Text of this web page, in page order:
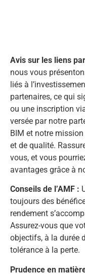
Avis sur les liens
nous vous
liés à
partenaires, ce qui
ou une inscription
versée par notre
BIM et notre
et de qualité.
vous, et vous
avantages grâce à
Conseils de l’AMF :
toujours des
rendement
Assurez-vous que
objectifs, à la durée
tolérance à la perte.
Prudence en